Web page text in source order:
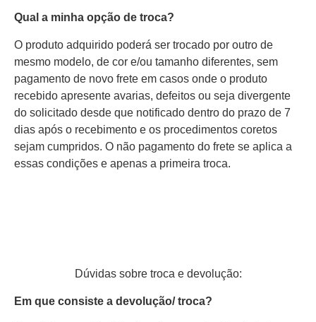
Qual a minha opção de troca?
O produto adquirido poderá ser trocado por outro de
mesmo modelo, de cor e/ou tamanho diferentes, sem
pagamento de novo frete em casos onde o produto
recebido apresente avarias, defeitos ou seja divergente
do solicitado desde que notificado dentro do prazo de 7
dias após o recebimento e os procedimentos coretos
sejam cumpridos. O não pagamento do frete se aplica a
essas condições e apenas a primeira troca.
Dúvidas sobre troca e devolução:
Em que consiste a devolução/ troca?